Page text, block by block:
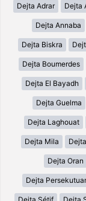
Dejta Adrar Dejta
Dejta Annaba
Dejta Biskra
Dejta Boumerdes
Dejta El Bayadh
Dejta Guelma
Dejta Laghouat
Dejta Mila
Dejta Oran
Dejta